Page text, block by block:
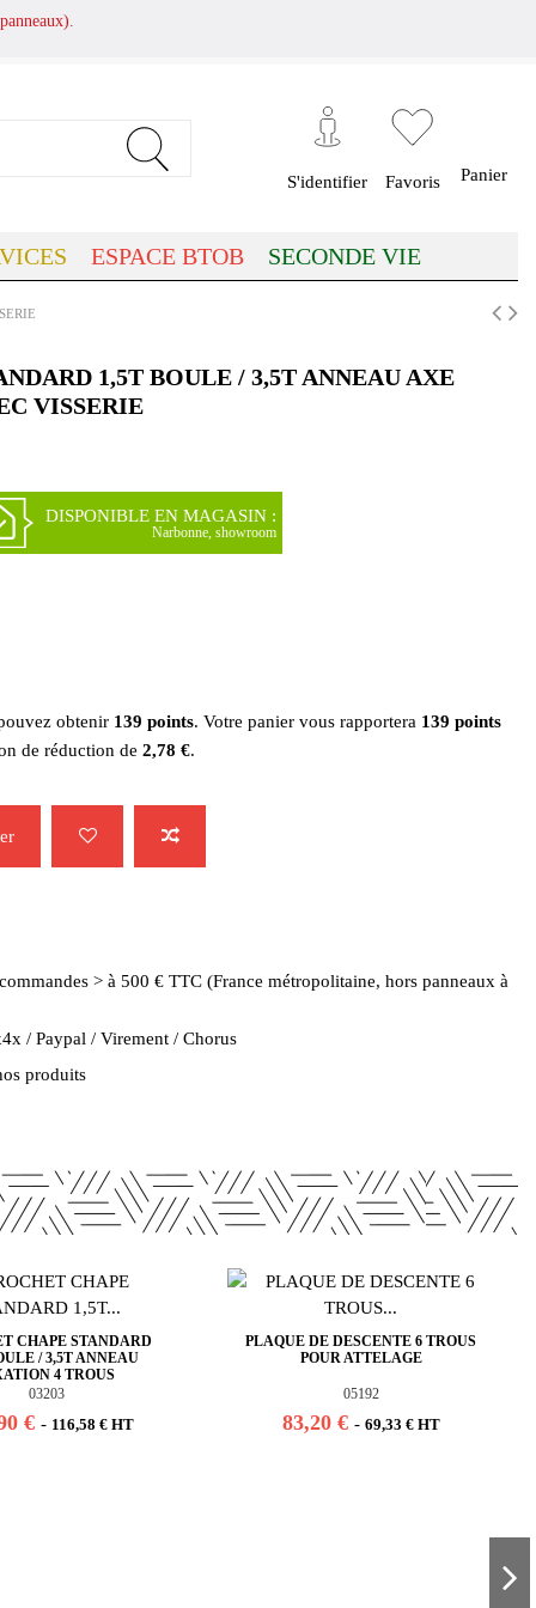
S'identifier Favoris Panier
ESPACE BTOB SECONDE VIE
1,5T BOULE / 3,5T ANNEAU AXE
VISSERIE
DISPONIBLE EN MAGASIN :
Narbonne, showroom
obtenir 139 points. Votre panier vous rapportera 139 points
de réduction de 2,78 €.
> à 500 € TTC (France métropolitaine, hors panneaux à
/ Paypal / Virement / Chorus
produits
CHAPE STANDARD
/ 3,5T ANNEAU
4 TROUS
03203
€- 116,58 € HT
PLAQUE DE DESCENTE 6 TROUS
POUR ATTELAGE
05192
83,20 € - 69,33 € HT